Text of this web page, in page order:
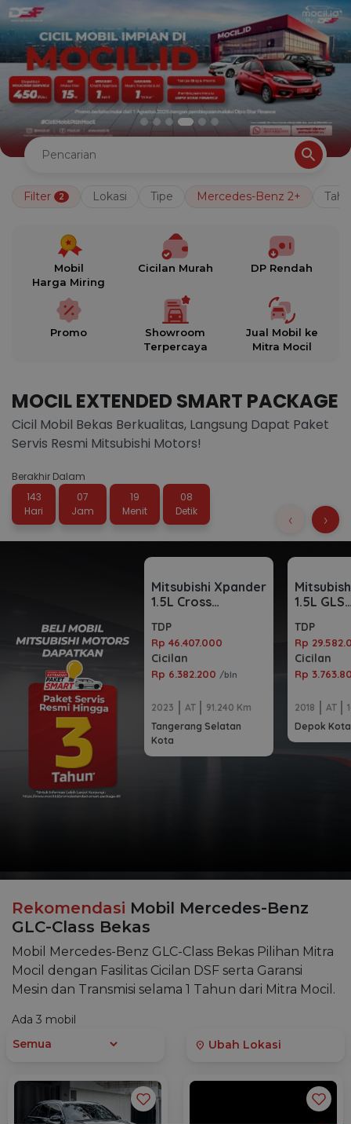
Filter 2 Lokasi Tipe Mercedes-Benz 2+
Mobil
Harga Miring
Cicilan Murah DP Rendah
Promo
Showroom
Terpercaya
Jual Mobil ke
Mitra Mocil
MOCIL EXTENDED SMART PACKAGE
Cicil Mobil Bekas Berkualitas, Langsung Dapat Paket
Servis Resmi Mitsubishi Motors!
Berakhir Dalam
143
Hari
07
Jam
19
Menit
07
Detik
Mitsubishi Xpander
1.5L Cross
TDP
Rp 46.407.000
Cicilan
Rp 6.382.200 /bln
2023 AT
91.240 Km
Tangerang Selatan
Kota
1.5L GLS
TDP
Rp
Cicilan
Rp
2018 AT
Depok Kota
‹ ›
Rekomendasi Mobil Mercedes-Benz
GLC-Class Bekas
Mobil Mercedes-Benz GLC-Class Bekas Pilihan Mitra
Mocil dengan Fasilitas Cicilan DSF serta Garansi
Mesin dan Transmisi selama 1 Tahun dari Mitra Mocil.
Ada 3 mobil
location_on Ubah Lokasi